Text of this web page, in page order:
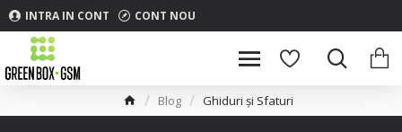
INTRA IN CONT CONT NOU
Blog Ghiduri și Sfaturi